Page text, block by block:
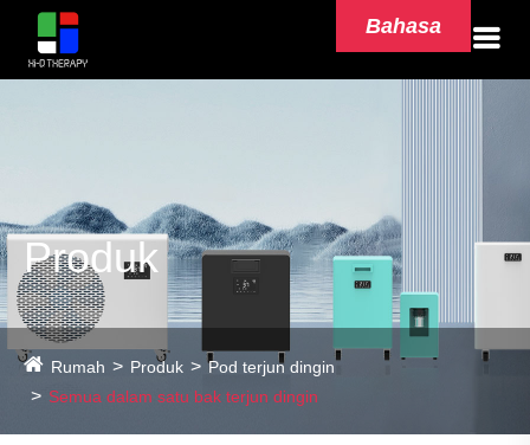
Bahasa
Produk
Rumah Produk
Pod terjun dingin
Semua dalam satu bak terjun dingin